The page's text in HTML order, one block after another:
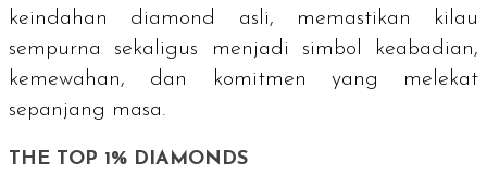
keindahan diamond
asli, memastikan kilau
sempurna sekaligus menjadi simbol keabadian,
kemewahan, dan komitmen yang melekat
sepanjang masa.
THE TOP 1% DIAMONDS